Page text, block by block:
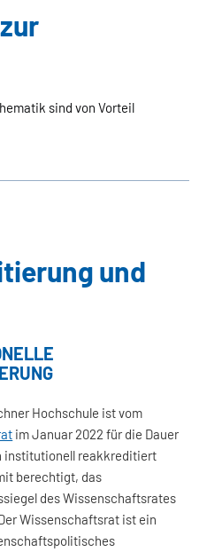
sind von Vorteil
und
Hochschule ist vom
im Januar 2022 für die Dauer
institutionell reakkreditiert
berechtigt, das
des Wissenschaftsrates
Wissenschaftsrat ist ein